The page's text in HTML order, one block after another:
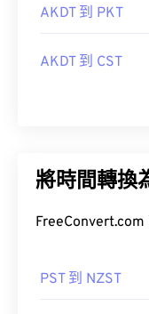
AKDT 到 PKT
AKDT 到 CST
將時間轉換
FreeConvert.com
PST 到 NZST